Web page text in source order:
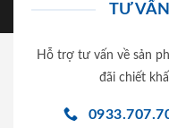
TƯ
Hỗ trợ tư vấn về sản
đãi chiết